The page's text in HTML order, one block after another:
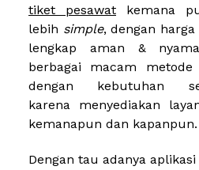
tiket pesawat kemana
lebih simple, dengan
lengkap aman &
berbagai macam metode
dengan kebutuhan
karena
menyediakan
kemanapun dan kapanpun.
Dengan tau adanya